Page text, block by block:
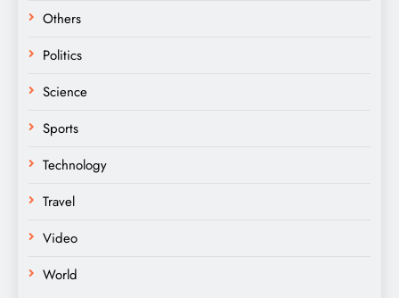
Others
Politics
Science
Sports
Technology
Travel
Video
World